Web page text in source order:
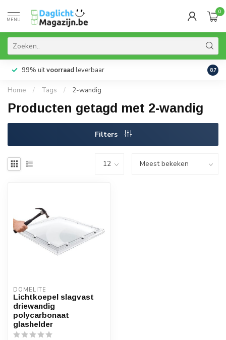
MENU
0
99% uitvoorraadleverbaar 8.7
Home / Tags / 2-wandig
Producten getagd met 2-wandig
Filters
DOMELITE
Lichtkoepel slagvast
driewandig
polycarbonaat
glashelder